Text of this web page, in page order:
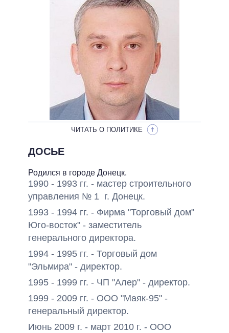
НЕВЫПОЛНЕННЫЕ ОБЕЩАНИЯ
ОБЕЩАНИЯ В ПРОЦЕССЕ
ВСЕ ОБЕЩАНИЯ
ЧИТАТЬ О ПОЛИТИКЕ
ДОСЬЕ
Родился в городе Донецк.
1990 - 1993 гг. - мастер строительного
управления № 1 г. Донецк.
1993 - 1994 гг. - Фирма "Торговый дом"
Юго-восток" - заместитель
генерального директора.
1994 - 1995 гг. - Торговый дом
"Эльмира" - директор.
1995 - 1999 гг. - ЧП "Алер" - директор.
1999 - 2009 гг. - ООО "Маяк-95" -
генеральный директор.
Июнь 2009 г. - март 2010 г. - ООО